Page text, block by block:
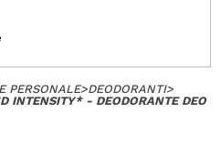
PERSONALE>DEODORANTI>
INTENSITY* - DEODORANTE DEO